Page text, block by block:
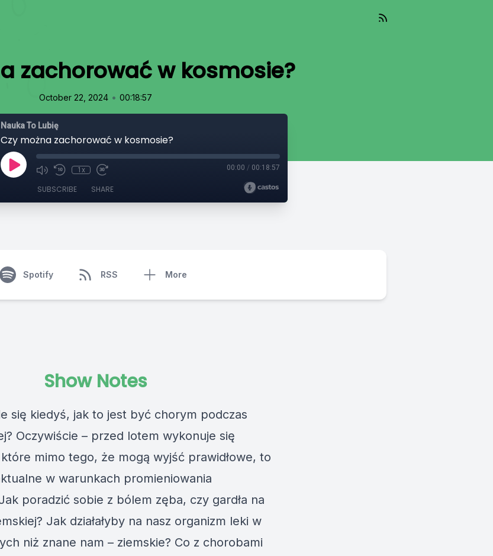
zachorować w kosmosie?
October 22, 2024 • 00:18:57
Nauka To Lubię
Czy można zachorować w kosmosie?
1x 00:00 / 00:18:57
SUBSCRIBE SHARE
Spotify RSS More
Show Notes
się kiedyś, jak to jest być chorym podczas
Oczywiście – przed lotem wykonuje się
mimo tego, że mogą wyjść prawidłowe, to
w warunkach promieniowania
poradzić sobie z bólem zęba, czy gardła na
Jak działałyby na nasz organizm leki w
niż znane nam – ziemskie? Co z chorobami